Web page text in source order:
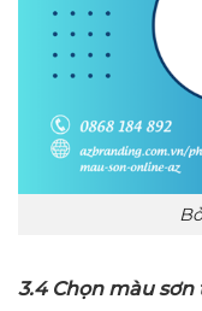
3.4 Chọn màu